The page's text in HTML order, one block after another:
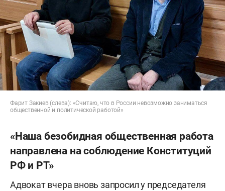
Фарит Закиев (слева): «Считаю, что в России невозможно заниматься
общественной и политической работой»
«Наша безобидная общественная работа
направлена на соблюдение Конституций
РФ и РТ»
Адвокат вчера вновь запросил у председателя